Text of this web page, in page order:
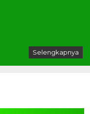
Selengkapnya